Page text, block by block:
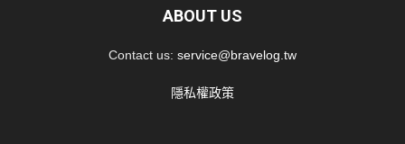
ABOUT US
Contact us: service@bravelog.tw
隱私權政策